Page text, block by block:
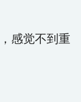
感觉不到重